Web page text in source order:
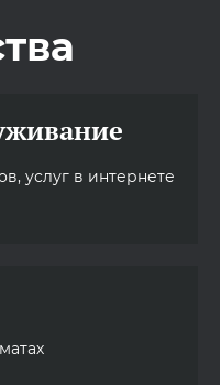
услуг в интернете